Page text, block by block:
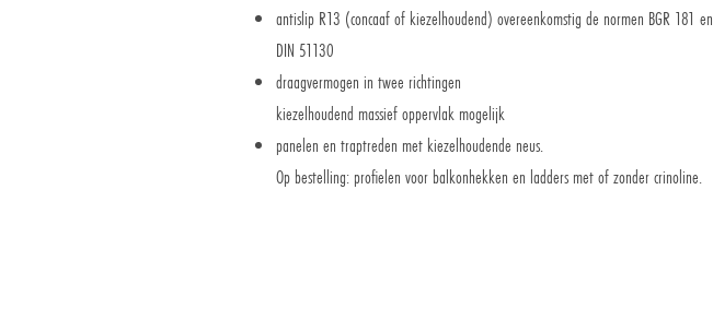
antislip R13 (concaaf of kiezelhoudend) overeenkomstig de normen BGR 181 en
DIN 51130
draagvermogen in twee richtingen
kiezelhoudend massief oppervlak mogelijk
panelen en traptreden met kiezelhoudende neus.
Op bestelling: profielen voor balkonhekken en ladders met of zonder crinoline.